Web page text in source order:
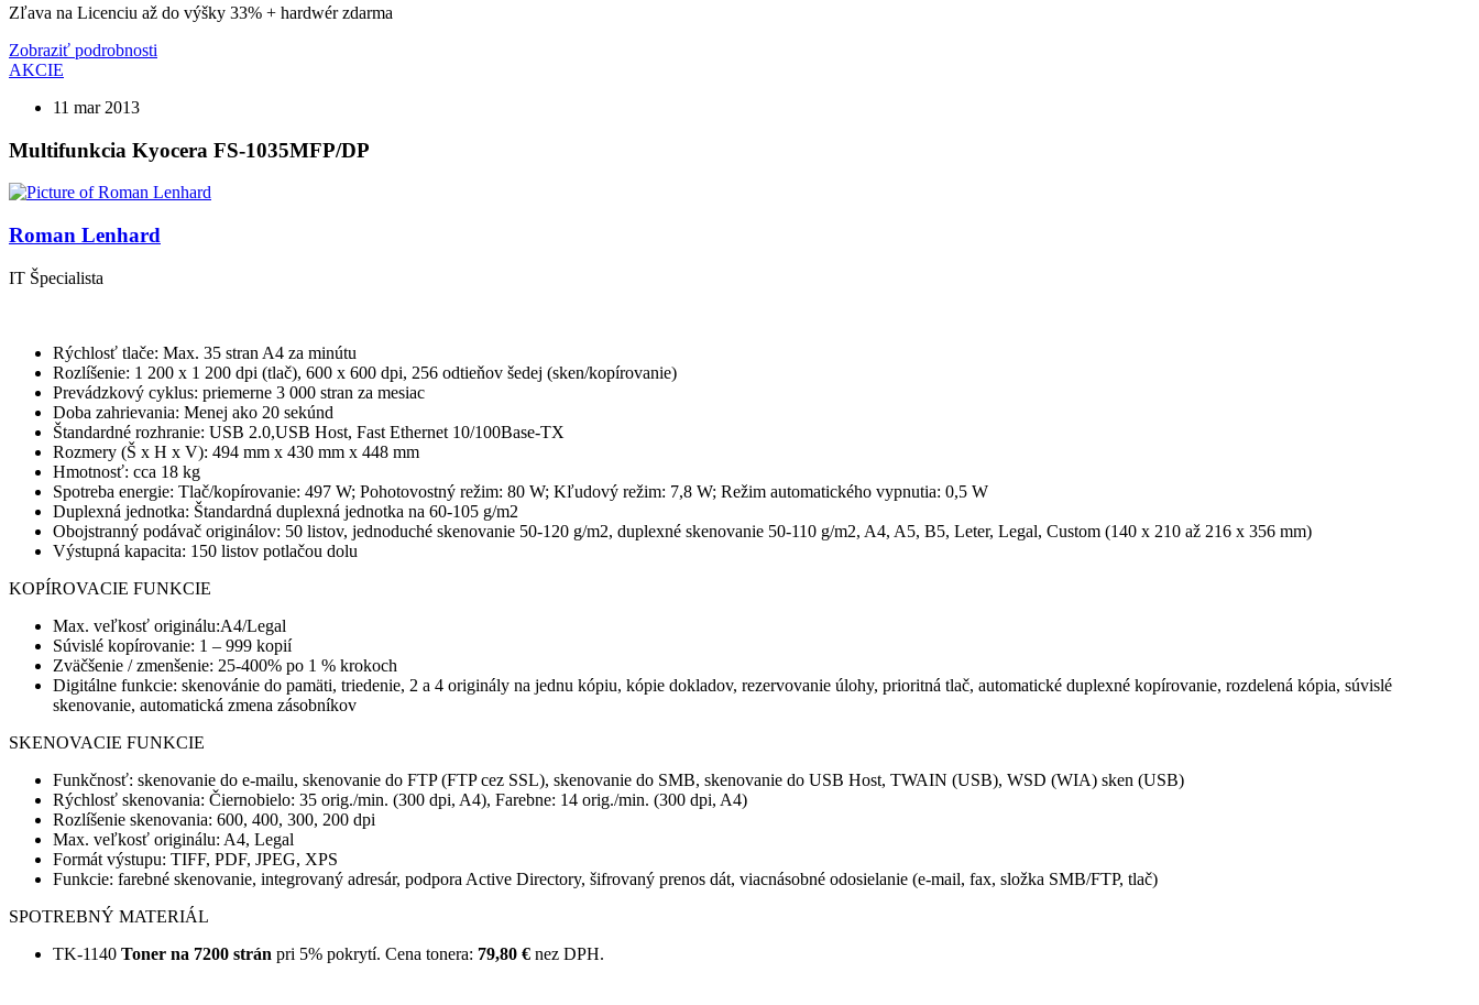
Zľava na Licenciu až do výšky 33% + hardwér zdarma
Zobraziť podrobnosti
AKCIE
11 mar 2013
Multifunkcia Kyocera FS-1035MFP/DP
Roman Lenhard
IT Špecialista
Rýchlosť tlače: Max. 35 stran A4 za minútu
Rozlíšenie: 1 200 x 1 200 dpi (tlač), 600 x 600 dpi, 256 odtieňov šedej (sken/kopírovanie)
Prevádzkový cyklus: priemerne 3 000 stran za mesiac
Doba zahrievania: Menej ako 20 sekúnd
Štandardné rozhranie: USB 2.0,USB Host, Fast Ethernet 10/100Base-TX
Rozmery (Š x H x V): 494 mm x 430 mm x 448 mm
Hmotnosť: cca 18 kg
Spotreba energie: Tlač/kopírovanie: 497 W; Pohotovostný režim: 80 W; Kľudový režim: 7,8 W; Režim automatického vypnutia: 0,5 W
Duplexná jednotka: Štandardná duplexná jednotka na 60-105 g/m2
Obojstranný podávač originálov: 50 listov, jednoduché skenovanie 50-120 g/m2, duplexné skenovanie 50-110 g/m2, A4, A5, B5, Leter, Legal, Custom (140 x 210 až 216 x 356 mm)
Výstupná kapacita: 150 listov potlačou dolu
KOPÍROVACIE FUNKCIE
Max. veľkosť originálu:A4/Legal
Súvislé kopírovanie: 1 – 999 kopií
Zväčšenie / zmenšenie: 25-400% po 1 % krokoch
Digitálne funkcie: skenovánie do pamäti, triedenie, 2 a 4 originály na jednu kópiu, kópie dokladov, rezervovanie úlohy, prioritná tlač, automatické duplexné kopírovanie, rozdelená kópia, súvislé
skenovanie, automatická zmena zásobníkov
SKENOVACIE FUNKCIE
Funkčnosť: skenovanie do e-mailu, skenovanie do FTP (FTP cez SSL), skenovanie do SMB, skenovanie do USB Host, TWAIN (USB), WSD (WIA) sken (USB)
Rýchlosť skenovania: Čiernobielo: 35 orig./min. (300 dpi, A4), Farebne: 14 orig./min. (300 dpi, A4)
Rozlíšenie skenovania: 600, 400, 300, 200 dpi
Max. veľkosť originálu: A4, Legal
Formát výstupu: TIFF, PDF, JPEG, XPS
Funkcie: farebné skenovanie, integrovaný adresár, podpora Active Directory, šifrovaný prenos dát, viacnásobné odosielanie (e-mail, fax, složka SMB/FTP, tlač)
SPOTREBNÝ MATERIÁL
TK-1140 Toner na 7200 strán pri 5% pokrytí. Cena tonera: 79,80 € nez DPH.